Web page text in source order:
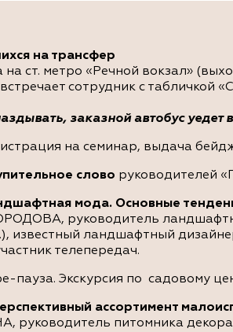
на трансфер
на ст. метро «Речной вокзал»
сотрудник с табличкой
заказной автобус уедет
на семинар, выдача
слово руководителей
мода. Основные
руководитель
известный ландшафтный
телепередач.
пауза. Экскурсия по садовому
ассортимент
руководитель питомника